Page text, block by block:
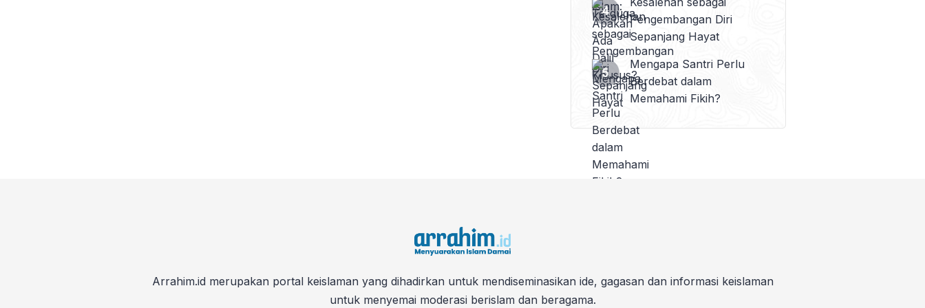
Pengembangan Diri
Sepanjang Hayat
Mengapa Santri Perlu
Berdebat dalam
Memahami Fikih?
Arrahim.id merupakan portal keislaman yang dihadirkan untuk mendiseminasikan ide, gagasan dan informasi keislaman
untuk menyemai moderasi berislam dan beragama.